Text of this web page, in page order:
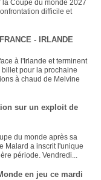
Coupe du monde 2027
difficile et
- IRLANDE
à l'Irlande et terminent
pour la prochaine
à chaud de Melvine
sur un exploit de
du monde après sa
Malard a inscrit l'unique
période. Vendredi...
en jeu ce mardi